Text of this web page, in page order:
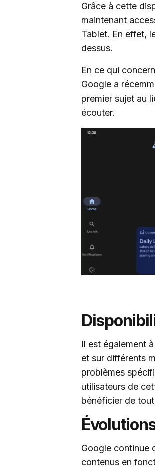
Grâce à cette
maintenant
Tablet. En effet,
dessus.
En ce qui
Google a
premier sujet au
écouter.
Il est également
et sur différents
problèmes
utilisateurs de
bénéficier de
Google continue
contenus en